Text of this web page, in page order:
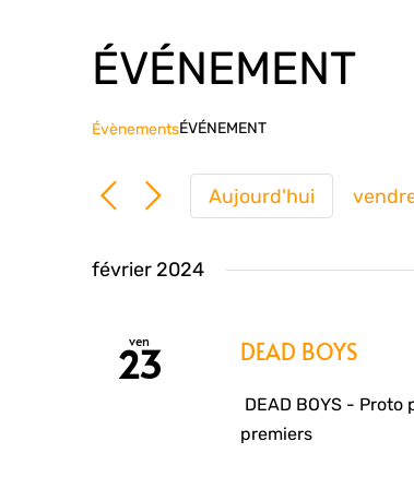
ÉVÉNEMENT
ÉvènementsÉVÉNEMENT
Aujourd'hui
février 2024
ven
23 DEAD BOYS
DEAD BOYS - Proto
premiers